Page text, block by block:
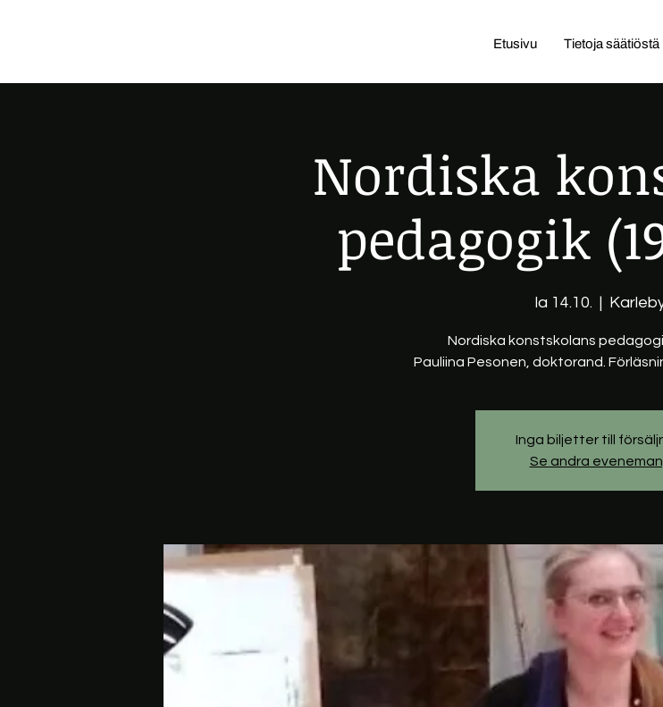
Etusivu Tietoja säätiöstä
Nordiska
pedagogik
la 14.10.
  |
Nordiska konstskolans
Pauliina Pesonen, doktorand.
Inga biljetter till
Se andra